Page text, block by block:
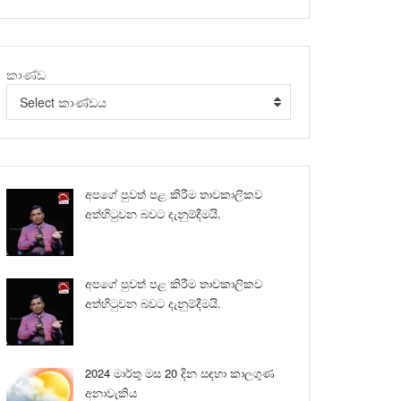
කාණ්ඩ
Select කාණ්ඩය
අපගේ පුවත් පළ කිරීම තාවකාලිකව
අත්හිටුවන බවට දැනුම්දීමයි.
අපගේ පුවත් පළ කිරීම තාවකාලිකව
අත්හිටුවන බවට දැනුම්දීමයි.
2024 මාර්තු මස 20 දින සඳහා කාලගුණ
අනාවැකිය